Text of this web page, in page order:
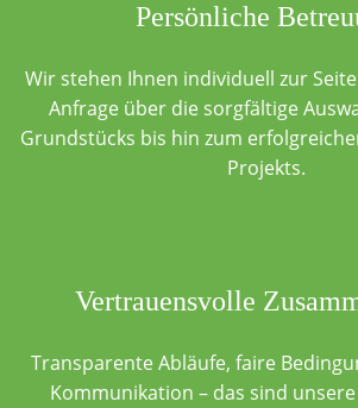
Persönliche
Wir stehen Ihnen individuell zur
Anfrage über die sorgfältige
Grundstücks bis hin zum
Projekts.
Vertrauensvolle
Transparente Abläufe, faire
Kommunikation – das sind